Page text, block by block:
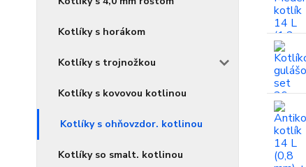
Kotlíky s horákom
Kotlíky s trojnožkou
Kotlíky s kovovou kotlinou
Kotlíky s ohňovzdor. kotlinou
Kotlíky so smalt. kotlinou